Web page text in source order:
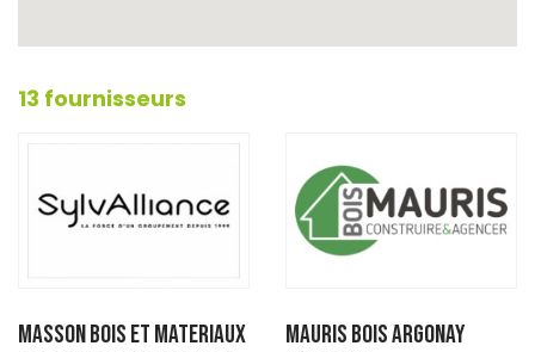
13 fournisseurs
MASSON BOIS ET MATERIAUX
MAURIS BOIS ARGONAY